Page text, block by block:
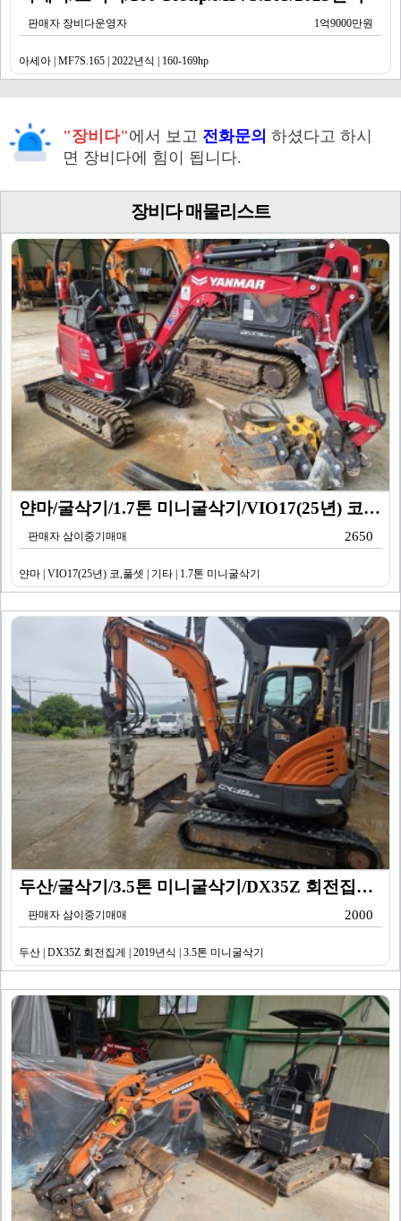
판매자 장비다운영자 1억9000만원
아세아 | MF7S.165 | 2022년식 | 160-169hp
"장비다"에서 보고 전화문의 하셨다고 하시
면 장비다에 힘이 됩니다.
장비다 매물리스트
얀마/굴삭기/1.7톤 미니굴삭기/VIO17(25년) 코…
판매자 삼이중기매매 2650
얀마 | VIO17(25년) 코,풀셋 | 기타 | 1.7톤 미니굴삭기
두산/굴삭기/3.5톤 미니굴삭기/DX35Z 회전집게/2…
판매자 삼이중기매매 2000
두산 | DX35Z 회전집게 | 2019년식 | 3.5톤 미니굴삭기